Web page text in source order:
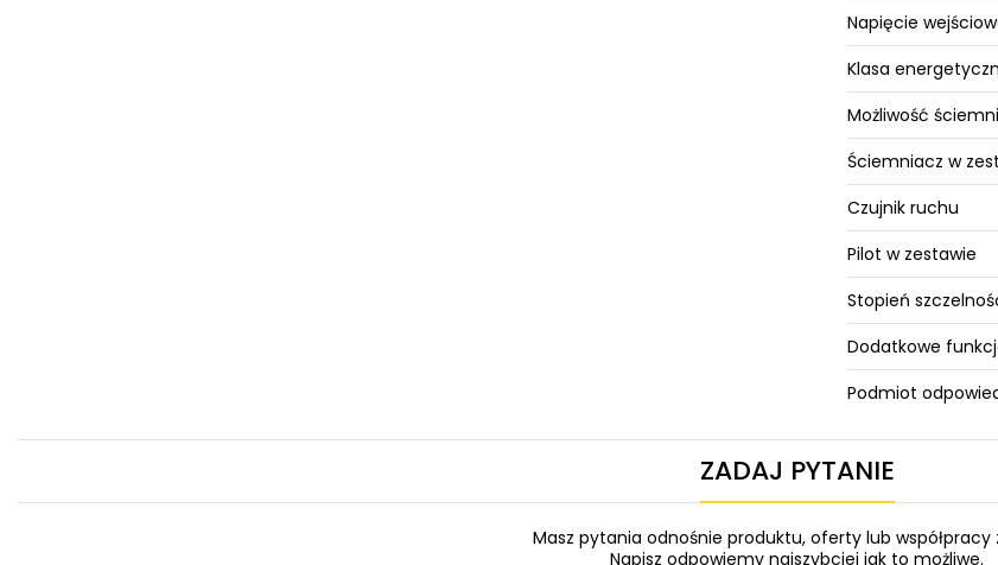
Napięcie
Klasa
Możliwość
Ściemniacz w
Czujnik ruchu
Pilot w zestawie
Stopień
Dodatkowe
Podmiot
ZADAJ PYTANIE
Masz pytania odnośnie produktu, oferty lub współpracy
Napisz odpowiemy najszybciej jak to możliwe.